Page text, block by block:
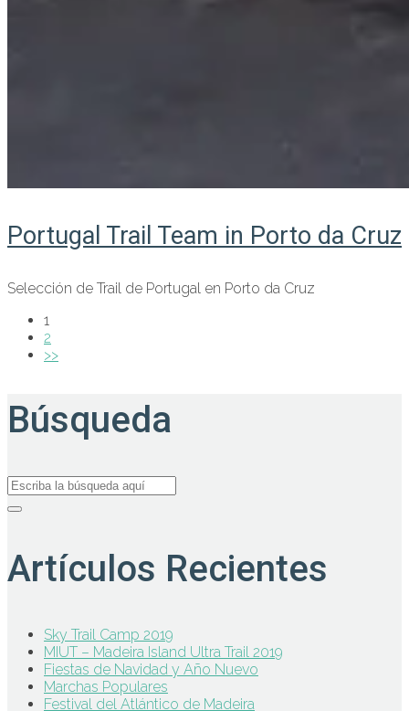
Portugal Trail Team in Porto da Cruz
Selección de Trail de Portugal en Porto da Cruz
1
2
>>
Búsqueda
Artículos Recientes
Sky Trail Camp 2019
MIUT – Madeira Island Ultra Trail 2019
Fiestas de Navidad y Año Nuevo
Marchas Populares
Festival del Atlántico de Madeira